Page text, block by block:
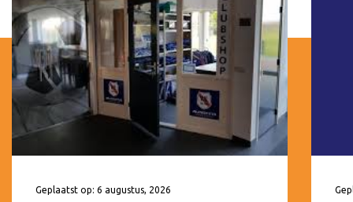
Geplaatst op: 6 augustus, 2026